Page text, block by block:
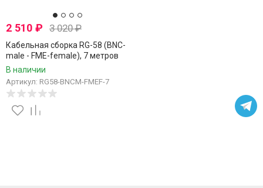
2 510 ₽ 3 020₽
Кабельная сборка RG-58 (BNC-
male - FME-female), 7 метров
В наличии
Артикул: RG58-BNCM-FMEF-7